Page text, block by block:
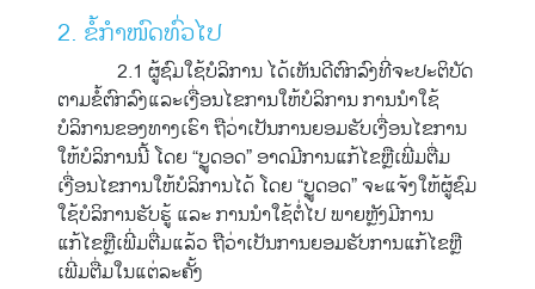
2. ຂໍ້ກຳໜົດທົ່ວໄປ
2.1 ຜູ້ຊົມໃຊ້ບໍລິການ ໄດ້ເຫັນດີຕົກລົງທີ່ຈະປະຕິບັດ
ຕາມຂໍ້ຕົກລົງແລະເງື່ອນໄຂການໃຫ້ບໍລິການ ການນຳໃຊ້
ບໍລິການຂອງທາງເຮົາ ຖືວ່າເປັນການຍອມຮັບເງື່ອນໄຂການ
ໃຫ້ບໍລິການນີ້ ໂດຍ “ບຼູດອດ” ອາດມີການແກ້ໄຂຫຼືເພີ່ມຕື່ມ
ເງື່ອນໄຂການໃຫ້ບໍລິການໄດ້ ໂດຍ “ບຼູດອດ” ຈະແຈ້ງໃຫ້ຜູ້ຊົມ
ໃຊ້ບໍລິການຮັບຮູ້ ແລະ ການນໍາໃຊ້ຕໍ່ໄປ ພາຍຫຼັງມີການ
ແກ້ໄຂຫຼືເພີ່ມຕື່ມແລ້ວ ຖືວ່າເປັນການຍອມຮັບການແກ້ໄຂຫຼື
ເພີ່ມຕື່ມໃນແຕ່ລະຄັ້ງ